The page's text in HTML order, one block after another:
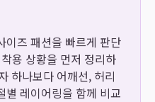
즈 패션을 빠르게 판단
용 상황을 먼저 정리하
하나보다 어깨선, 허리
별 레이어링을 함께 비교